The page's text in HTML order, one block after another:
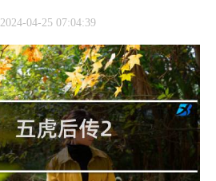
2024-04-25 07:04:39